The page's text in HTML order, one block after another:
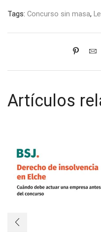
Tags: Concurso sin masa,
Artículos